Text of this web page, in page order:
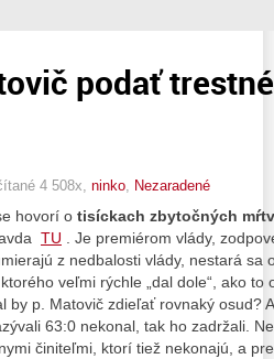
podať
4 508x, ninko Nezaradené
hovorí o tisíckach zbytočných
TU . Je premiérom vlády,
z nedbalosti vlády, nestará sa
veľmi rýchle „dal dole“, ako to
by p. Matovič zdieľať rovnaký osud?
63:0 nekonal, tak ho zadržali.
činiteľmi, ktorí tiež nekonajú, a